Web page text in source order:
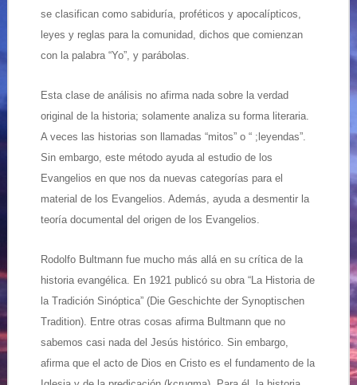
se clasifican como sabiduría, proféticos y apocalípticos,
leyes y reglas para la comunidad, dichos que comienzan
con la palabra “Yo”, y parábolas.
Esta clase de análisis no afirma nada sobre la verdad
original de la historia; solamente analiza su forma literaria.
A veces las historias son llamadas “mitos” o “ ;leyendas”.
Sin embargo, este método ayuda al estudio de los
Evangelios en que nos da nuevas categorías para el
material de los Evangelios. Además, ayuda a desmentir la
teoría documental del origen de los Evangelios.
Rodolfo Bultmann fue mucho más allá en su crítica de la
historia evangélica. En 1921 publicó su obra “La Historia de
la Tradición Sinóptica” (Die Geschichte der Synoptischen
Tradition). Entre otras cosas afirma Bultmann que no
sabemos casi nada del Jesús histórico. Sin embargo,
afirma que el acto de Dios en Cristo es el fundamento de la